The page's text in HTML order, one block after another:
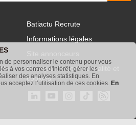
Site annonceurs
Politique de confidentialité et
cookies
de personnaliser le contenu pour vous
à vos centres d'intérêt, gérer les
des analyses statistiques. En
acceptez l’utilisation de ces cookies. En